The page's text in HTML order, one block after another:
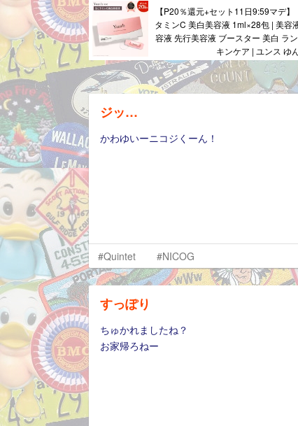
【P20％還元+セット11日9:59マデ
タミンC 美白美容液 1ml×28包 | 美容
容液 先行美容液 ブースター 美白 ラ
キンケア | ユンス ゆ
ジッ…
かわゆいーニコジくーん！
#Quintet #NICOG
すっぽり
ちゅかれましたね？
お家帰ろねー